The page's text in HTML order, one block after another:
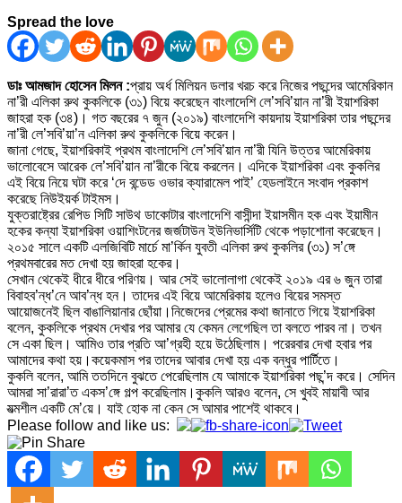
Spread the love
ডাঃ আমজাদ হোসেন মিলন :প্রায় অর্ধ মিলিয়ন ডলার খরচ করে নিজের পছন্দের আমেরিকান
না’রী এলিকা রুথ কুকলিকে (৩১) বিয়ে করেছেন বাংলাদেশি লে’সবি’য়ান না’রী ইয়াশরিকা
জাহরা হক (৩৪)। গত বছরের ৭ জুন (২০১৯) বাংলাদেশি কায়দায় ইয়াশরিকা তার পছন্দের
না’রী লে’সবি’য়া’ন এলিকা রুথ কুকলিকে বিয়ে করেন।
জানা গেছে, ইয়াশরিকাই প্রথম বাংলাদেশি লে’সবি’য়ান না’রী যিনি উত্তর আমেরিকায়
ভালোবেসে আরেক লে’সবি’য়ান না’রীকে বিয়ে করলেন। এদিকে ইয়াশরিকা এবং কুকলির
এই বিয়ে নিয়ে ঘটা করে ‘দে বন্ডেড ওভার ক্যারামেল পাই’ হেডলাইনে সংবাদ প্রকাশ
করেছে নিউইয়র্ক টাইমস।
যুক্তরাষ্ট্রের রেপিড সিটি সাউথ ডাকোটার বাংলাদেশি বাসীন্দা ইয়াসমীন হক এবং ইয়ামীন
হকের কন্যা ইয়াশরিকা ওয়াশিংটনের জর্জটাউন ইউনিভার্সিটি থেকে পড়াশোনা করেছেন।
২০১৫ সালে একটি এলজিবিটি মার্চে মা’র্কিন যুবতী এলিকা রুথ কুকলির (৩১) স’ঙ্গে
প্রথমবারের মত দেখা হয় জাহরা হকের।
সেখান থেকেই ধীরে ধীরে পরিণয়। আর সেই ভালোলাগা থেকেই ২০১৯ এর ৬ জুন তারা
বিবাহব’ন্ধ’নে আব’ন্ধ হন। তাদের এই বিয়ে আমেরিকায় হলেও বিয়ের সমস্ত
আয়োজনেই ছিল বাঙালিয়ানার ছোঁয়া।নিজেদের প্রেমের কথা জানাতে গিয়ে ইয়াশরিকা
বলেন, কুকলিকে প্রথম দেখার পর আমার যে কেমন লেগেছিল তা বলতে পারব না। তখন
সে একা ছিল। আমিও তার প্রতি আ’গ্রহী হয়ে উঠেছিলাম। পরেরবার দেখা হবার পর
আমাদের কথা হয়।কয়েকমাস পর তাদের আবার দেখা হয় এক বন্ধুর পার্টিতে।
কুকলি বলেন, আমি ততদিনে বুঝতে পেরেছিলাম যে আমাকে ইয়াশরিকা পছ’ন্দ করে। সেদিন
আমরা সা’রারা’ত একস’ঙ্গে গল্প করেছিলাম।কুকলি আরও বলেন, সে খুবই মায়াবী আর
যত্মশীল একটি মে’য়ে। যাই হোক না কেন সে আমার পাশেই থাকবে।
Please follow and like us: